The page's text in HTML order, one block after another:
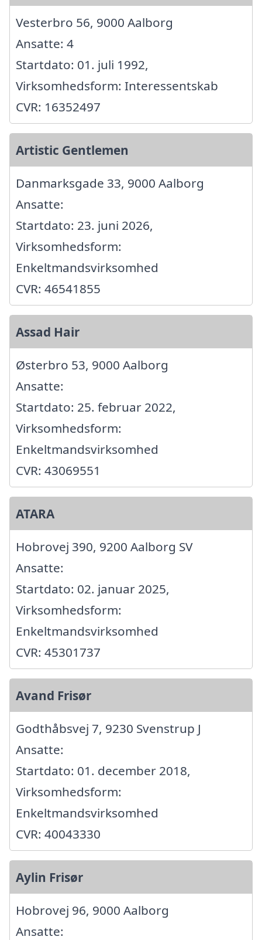
Vesterbro 56, 9000 Aalborg
Ansatte: 4
Startdato: 01. juli 1992,
Virksomhedsform: Interessentskab
CVR: 16352497
Artistic Gentlemen
Danmarksgade 33, 9000 Aalborg
Ansatte:
Startdato: 23. juni 2026,
Virksomhedsform:
Enkeltmandsvirksomhed
CVR: 46541855
Assad Hair
Østerbro 53, 9000 Aalborg
Ansatte:
Startdato: 25. februar 2022,
Virksomhedsform:
Enkeltmandsvirksomhed
CVR: 43069551
ATARA
Hobrovej 390, 9200 Aalborg SV
Ansatte:
Startdato: 02. januar 2025,
Virksomhedsform:
Enkeltmandsvirksomhed
CVR: 45301737
Avand Frisør
Godthåbsvej 7, 9230 Svenstrup J
Ansatte:
Startdato: 01. december 2018,
Virksomhedsform:
Enkeltmandsvirksomhed
CVR: 40043330
Aylin Frisør
Hobrovej 96, 9000 Aalborg
Ansatte: